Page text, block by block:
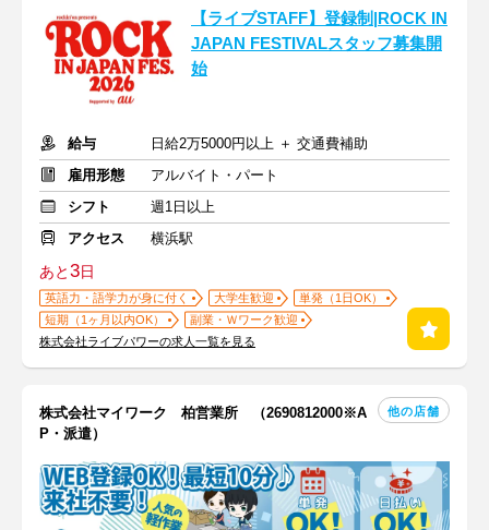
【ライブSTAFF】登録制|ROCK IN
JAPAN FESTIVALスタッフ募集開
始
給与
日給2万5000円以上 ＋ 交通費補助
雇用形態
アルバイト・パート
シフト
週1日以上
アクセス
横浜駅
あと3日
英語力・語学力が身に付く 大学生歓迎
単発（1日OK）
短期（1ヶ月以内OK）
副業・Ｗワーク歓迎
株式会社ライブパワーの求人一覧を見る
株式会社マイワーク 柏営業所 （2690812000※A
P・派遣）
他の店舗